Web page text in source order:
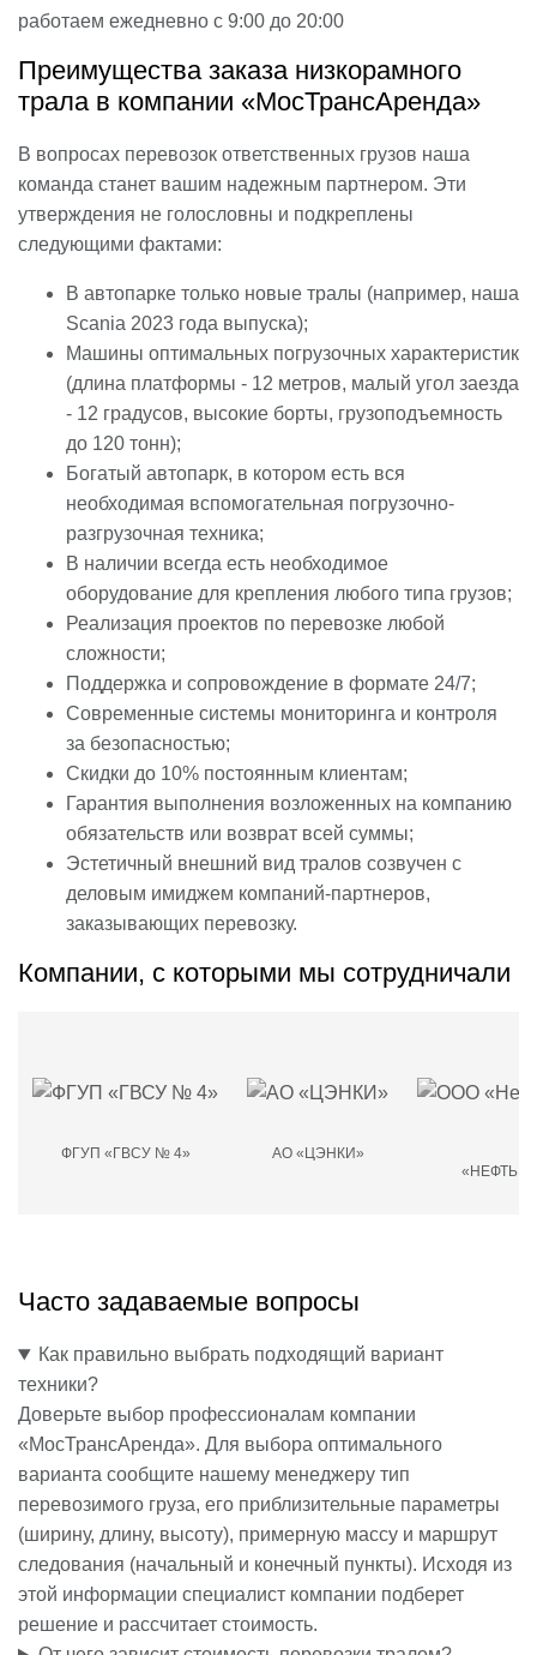
работаем ежедневно с 9:00 до 20:00
Преимущества заказа низкорамного
трала в компании «МосТрансАренда»
В вопросах перевозок ответственных грузов наша
команда станет вашим надежным партнером. Эти
утверждения не голословны и подкреплены
следующими фактами:
В автопарке только новые тралы (например, наша
Scania 2023 года выпуска);
Машины оптимальных погрузочных характеристик
(длина платформы - 12 метров, малый угол заезда
- 12 градусов, высокие борты, грузоподъемность
до 120 тонн);
Богатый автопарк, в котором есть вся
необходимая вспомогательная погрузочно-
разгрузочная техника;
В наличии всегда есть необходимое
оборудование для крепления любого типа грузов;
Реализация проектов по перевозке любой
сложности;
Поддержка и сопровождение в формате 24/7;
Современные системы мониторинга и контроля
за безопасностью;
Скидки до 10% постоянным клиентам;
Гарантия выполнения возложенных на компанию
обязательств или возврат всей суммы;
Эстетичный внешний вид тралов созвучен с
деловым имиджем компаний-партнеров,
заказывающих перевозку.
Компании, с которыми мы сотрудничали
ФГУП «ГВСУ № 4» АО «ЦЭНКИ»
Часто задаваемые вопросы
Как правильно выбрать подходящий вариант
техники?
Доверьте выбор профессионалам компании
«МосТрансАренда». Для выбора оптимального
варианта сообщите нашему менеджеру тип
перевозимого груза, его приблизительные параметры
(ширину, длину, высоту), примерную массу и маршрут
следования (начальный и конечный пункты). Исходя из
этой информации специалист компании подберет
решение и рассчитает стоимость.